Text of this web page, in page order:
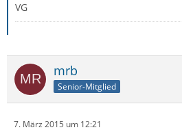
VG
mrb
Senior-Mitglied
7. März 2015 um 12:21